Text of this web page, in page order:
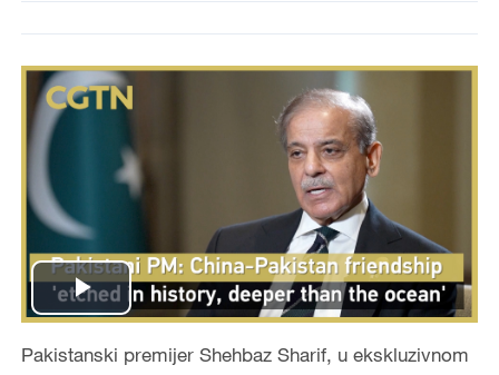
P
l
Pakistanski premijer Shehbaz Sharif, u ekskluzivnom